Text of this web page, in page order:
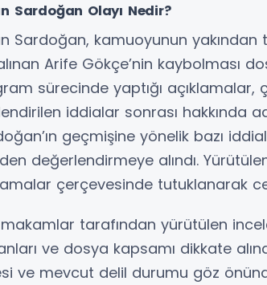
Sardoğan Olayı Nedir?
Sardoğan, kamuoyunun yakından
Arife Gökçe’nin kaybolması
sürecinde yaptığı
iddialar sonrası hakkında
geçmişine yönelik bazı
değerlendirmeye alındı.
çerçevesinde tutuklanarak
tarafından yürütülen
ve dosya kapsamı dikkate
ve mevcut delil durumu göz